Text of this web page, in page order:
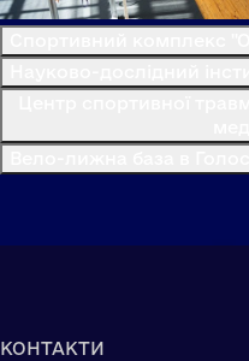
КОНТАКТИ